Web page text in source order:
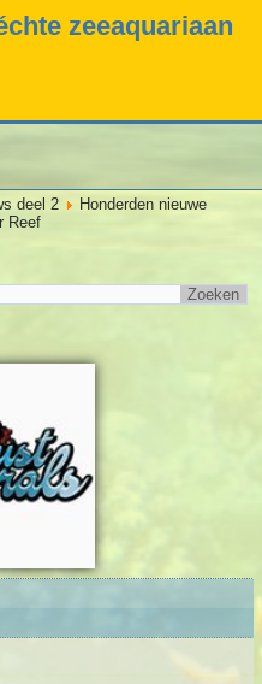
zeeaquariaan
deel 2
Honderden nieuwe
Reef